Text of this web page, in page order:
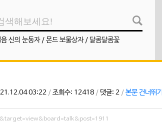
신의 눈동자/ 몬드 보물상자/ 달콤달콤꽃
03:22 / 조회수: 12418 / 댓글: 2 / 본문 건너뛰기